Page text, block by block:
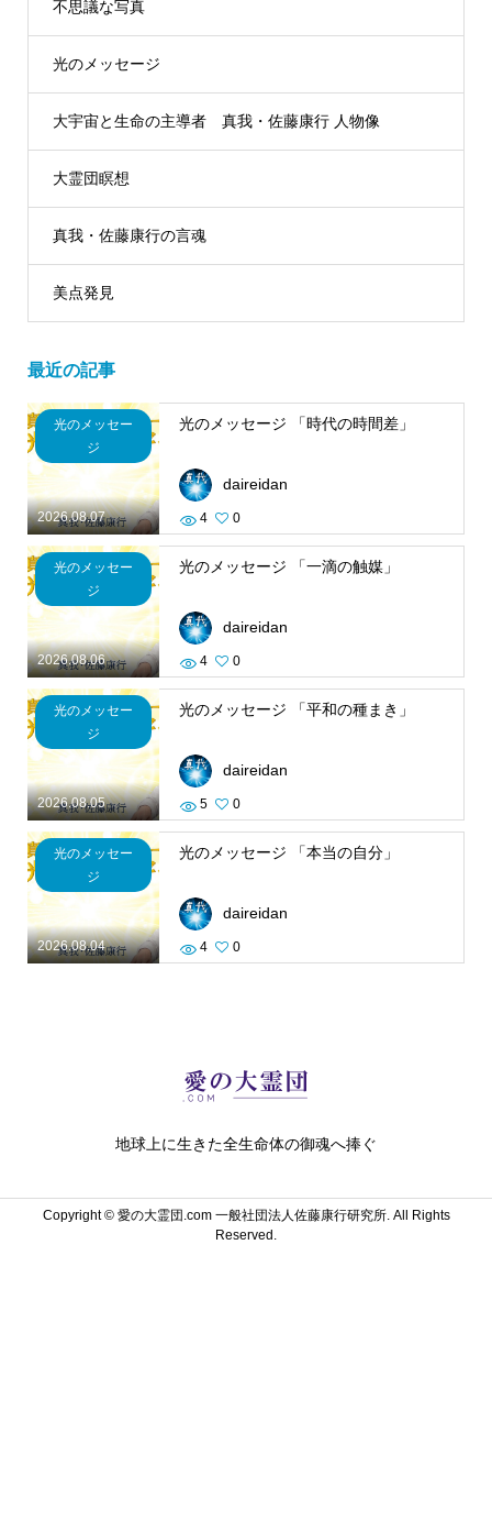
不思議な写真
光のメッセージ
大宇宙と生命の主導者 真我・佐藤康行 人物像
大霊団瞑想
真我・佐藤康行の言魂
美点発見
最近の記事
2026.08.07
光のメッセー
ジ
光のメッセージ 「時代の時間差」
daireidan
4 0
2026.08.06
光のメッセー
ジ
光のメッセージ 「一滴の触媒」
daireidan
4 0
2026.08.05
光のメッセー
ジ
光のメッセージ 「平和の種まき」
daireidan
5 0
2026.08.04
光のメッセー
ジ
光のメッセージ 「本当の自分」
daireidan
4 0
地球上に生きた全生命体の御魂へ捧ぐ
Copyright ©愛の大霊団.com 一般社団法人佐藤康行研究所. All Rights
Reserved.